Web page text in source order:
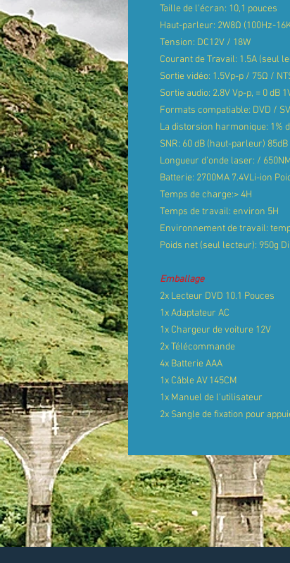
Taille de l'écran: 10,1 pouces
Haut-parleur: 2W8Ω (100Hz-
Tension: DC12V / 18W
Courant de Travail: 1.5A (seul
Sortie vidéo: 1.5Vp-p / 75Ω /
Sortie audio: 2.8V Vp-p, = 0 dB
Formats compatiable: DVD /
La distorsion harmonique: 1%
SNR: 60 dB (haut-parleur) 85dB
Longueur d'onde laser: /
Batterie: 2700MA 7.4VLi-ion
Temps de charge:> 4H
Temps de travail: environ 5H
Environnement de travail:
Poids net (seul lecteur): 950g
Emballage
2x Lecteur DVD 10.1 Pouces
1x Adaptateur AC
1x Chargeur de voiture 12V
2x Télécommande
4x Batterie AAA
1x Câble AV 145CM
1x Manuel de l'utilisateur
2x Sangle de fixation pour